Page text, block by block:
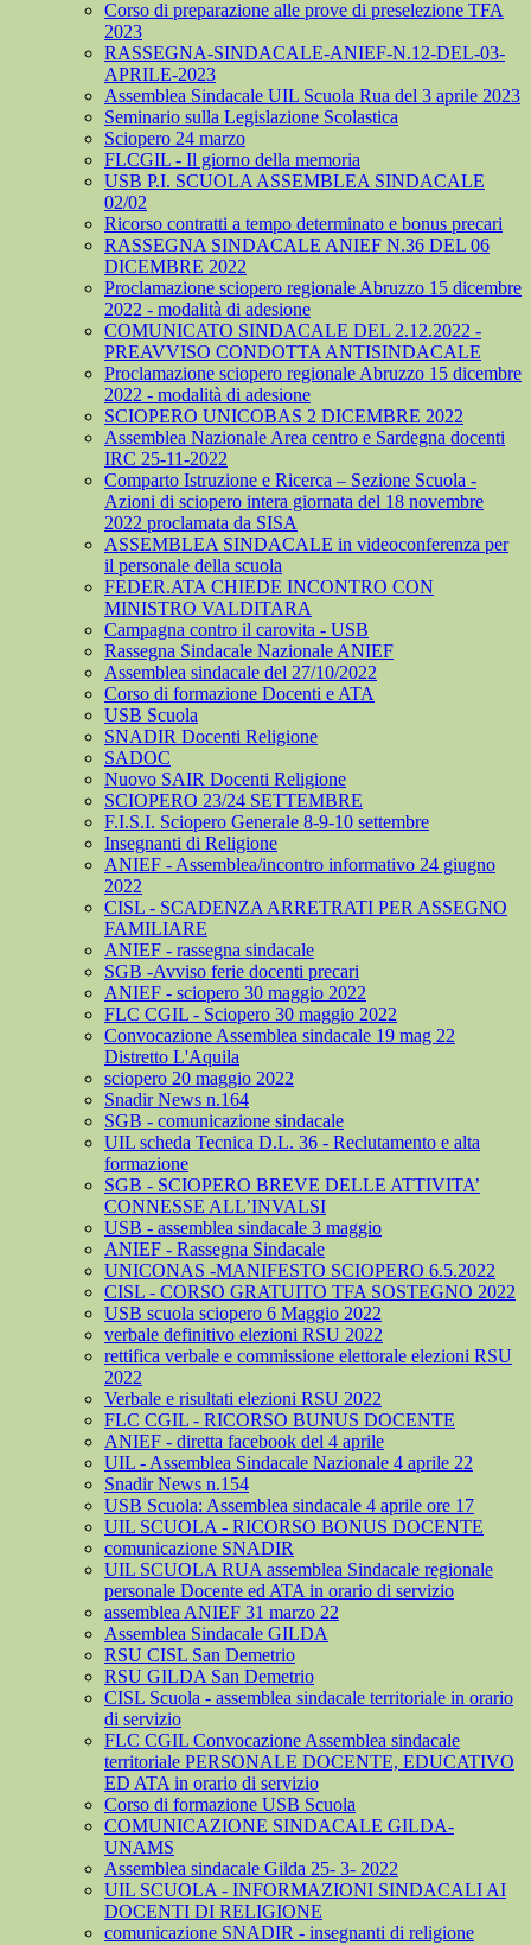
Corso di preparazione alle prove di preselezione TFA
2023
RASSEGNA-SINDACALE-ANIEF-N.12-DEL-03-
APRILE-2023
Assemblea Sindacale UIL Scuola Rua del 3 aprile 2023
Seminario sulla Legislazione Scolastica
Sciopero 24 marzo
FLCGIL - Il giorno della memoria
USB P.I. SCUOLA ASSEMBLEA SINDACALE
02/02
Ricorso contratti a tempo determinato e bonus precari
RASSEGNA SINDACALE ANIEF N.36 DEL 06
DICEMBRE 2022
Proclamazione sciopero regionale Abruzzo 15 dicembre
2022 - modalità di adesione
COMUNICATO SINDACALE DEL 2.12.2022 -
PREAVVISO CONDOTTA ANTISINDACALE
Proclamazione sciopero regionale Abruzzo 15 dicembre
2022 - modalità di adesione
SCIOPERO UNICOBAS 2 DICEMBRE 2022
Assemblea Nazionale Area centro e Sardegna docenti
IRC 25-11-2022
Comparto Istruzione e Ricerca – Sezione Scuola -
Azioni di sciopero intera giornata del 18 novembre
2022 proclamata da SISA
ASSEMBLEA SINDACALE in videoconferenza per
il personale della scuola
FEDER.ATA CHIEDE INCONTRO CON
MINISTRO VALDITARA
Campagna contro il carovita - USB
Rassegna Sindacale Nazionale ANIEF
Assemblea sindacale del 27/10/2022
Corso di formazione Docenti e ATA
USB Scuola
SNADIR Docenti Religione
SADOC
Nuovo SAIR Docenti Religione
SCIOPERO 23/24 SETTEMBRE
F.I.S.I. Sciopero Generale 8-9-10 settembre
Insegnanti di Religione
ANIEF - Assemblea/incontro informativo 24 giugno
2022
CISL - SCADENZA ARRETRATI PER ASSEGNO
FAMILIARE
ANIEF - rassegna sindacale
SGB -Avviso ferie docenti precari
ANIEF - sciopero 30 maggio 2022
FLC CGIL - Sciopero 30 maggio 2022
Convocazione Assemblea sindacale 19 mag 22
Distretto L'Aquila
sciopero 20 maggio 2022
Snadir News n.164
SGB - comunicazione sindacale
UIL scheda Tecnica D.L. 36 - Reclutamento e alta
formazione
SGB - SCIOPERO BREVE DELLE ATTIVITA’
CONNESSE ALL’INVALSI
USB - assemblea sindacale 3 maggio
ANIEF - Rassegna Sindacale
UNICONAS -MANIFESTO SCIOPERO 6.5.2022
CISL - CORSO GRATUITO TFA SOSTEGNO 2022
USB scuola sciopero 6 Maggio 2022
verbale definitivo elezioni RSU 2022
rettifica verbale e commissione elettorale elezioni RSU
2022
Verbale e risultati elezioni RSU 2022
FLC CGIL - RICORSO BUNUS DOCENTE
ANIEF - diretta facebook del 4 aprile
UIL - Assemblea Sindacale Nazionale 4 aprile 22
Snadir News n.154
USB Scuola: Assemblea sindacale 4 aprile ore 17
UIL SCUOLA - RICORSO BONUS DOCENTE
comunicazione SNADIR
UIL SCUOLA RUA assemblea Sindacale regionale
personale Docente ed ATA in orario di servizio
assemblea ANIEF 31 marzo 22
Assemblea Sindacale GILDA
RSU CISL San Demetrio
RSU GILDA San Demetrio
CISL Scuola - assemblea sindacale territoriale in orario
di servizio
FLC CGIL Convocazione Assemblea sindacale
territoriale PERSONALE DOCENTE, EDUCATIVO
ED ATA in orario di servizio
Corso di formazione USB Scuola
COMUNICAZIONE SINDACALE GILDA-
UNAMS
Assemblea sindacale Gilda 25- 3- 2022
UIL SCUOLA - INFORMAZIONI SINDACALI AI
DOCENTI DI RELIGIONE
comunicazione SNADIR - insegnanti di religione